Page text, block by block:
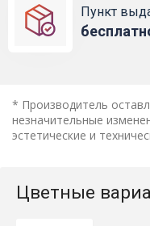
Пункт
* Производитель
незначительные
эстетические и
Цветные